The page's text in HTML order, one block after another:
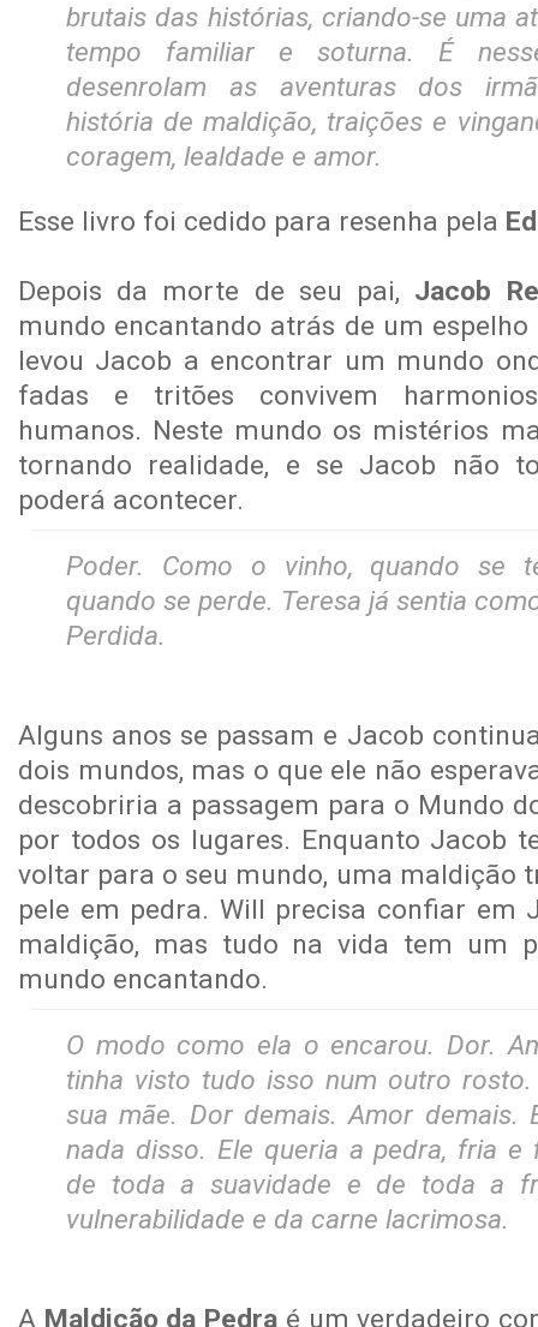
brutais das histórias, criando-se uma
tempo familiar e soturna. É
desenrolam as aventuras dos
história de maldição, traições e
coragem, lealdade e amor.
Esse livro foi cedido para resenha pela
Depois da morte de seu pai, Jacob
mundo encantando atrás de um espelho
levou Jacob a encontrar um mundo
fadas e tritões convivem
humanos. Neste mundo os mistérios
tornando realidade, e se Jacob não
poderá acontecer.
Poder. Como o vinho, quando se
quando se perde. Teresa já sentia
Perdida.
Alguns anos se passam e Jacob
dois mundos, mas o que ele não
descobriria a passagem para o Mundo
por todos os lugares. Enquanto Jacob
voltar para o seu mundo, uma maldição
pele em pedra. Will precisa confiar em
maldição, mas tudo na vida tem um
mundo encantando.
O modo como ela o encarou. Dor.
tinha visto tudo isso num outro
sua mãe. Dor demais. Amor demais.
nada disso. Ele queria a pedra, fria e
de toda a suavidade e de toda a
vulnerabilidade e da carne lacrimosa.
A Maldição da Pedra é um verdadeiro